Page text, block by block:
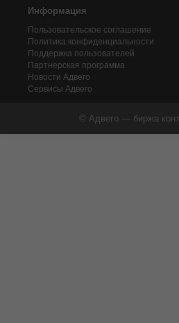
Информация
Пользовательское соглашение
Политика конфиденциальности
Поддержка пользователей
Партнерская программа
Новости Адвего
Сервисы Адвего
© Адвего — биржа